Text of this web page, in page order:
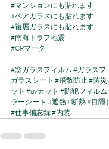
#マンションにも貼れます
#ペアガラスにも貼れます
#複層ガラスにも貼れます
#南海トラフ地震
#CPマーク
#窓ガラスフィルム #ガラスフ
ガラスシート #飛散防止 #防災
ット #uvカット #防犯フィルム
ラーシート #遮熱#断熱#目隠
#仕事備忘録#内装